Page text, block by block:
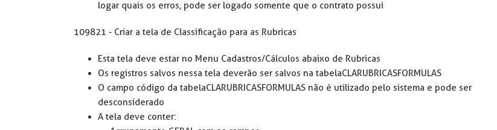
logar quais os erros, pode ser logado somente que o contrato possui
109821 - Criar a tela de Classificação para as Rubricas
Esta tela deve estar no Menu Cadastros/Cálculos abaixo de Rubricas
Os registros salvos nessa tela deverão ser salvos na tabela CLARUBRICASFORMULAS
O campo código da tabela CLARUBRICASFORMULAS não é utilizado pelo sistema e pode ser
desconsiderado
A tela deve conter: